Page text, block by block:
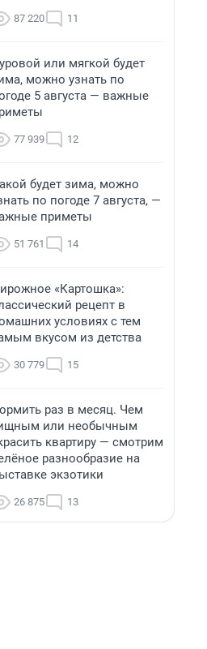
87 220 11
или мягкой будет
можно узнать по
5 августа — важные
77 939 12
будет зима, можно
по погоде 7 августа, —
приметы
51 761 14
«Картошка»:
рецепт в
условиях с тем
вкусом из детства
30 779 15
раз в месяц. Чем
или необычным
квартиру — смотрим
разнообразие на
экзотики
26 875 13